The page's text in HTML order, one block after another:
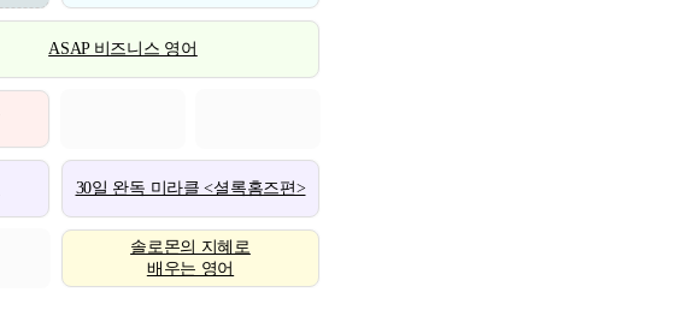
ASAP 비즈니스 영어
30일 완독 미라클 <셜록홈즈편>
솔로몬의 지혜로
배우는 영어